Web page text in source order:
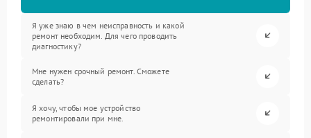
Я уже знаю в чем неисправность и какой
ремонт необходим. Для чего проводить
диагностику?
Мне нужен срочный ремонт. Сможете
сделать?
Я хочу, чтобы мое устройство
ремонтировали при мне.